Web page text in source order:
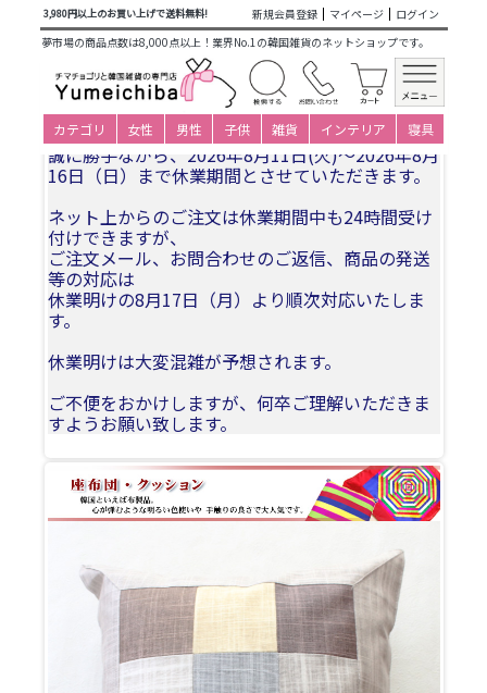
3,980円以上のお買い上げで送料無料! 新規会員登録 マイページ
ログイン
夢市場の商品点数は8,000点以上！業界No.1の韓国雑貨のネットショップです。
カテゴリ 女性 男性 子供 雑貨 インテリア 寝具
商品カテゴリ一覧>韓国雑貨 インテリア用品>クッション
カバー各種>限定品・オーダークッションカバー> ベージュの
チェック柄クッションカバー
夏季休業についてお知らせ
誠に勝手ながら、2026年8月11日(火)〜2026年8月
16日（日）まで休業期間とさせていただきます。
ネット上からのご注文は休業期間中も24時間受け
付けできますが、
ご注文メール、お問合わせのご返信、商品の発送
等の対応は
休業明けの8月17日（月）より順次対応いたしま
す。
休業明けは大変混雑が予想されます。
ご不便をおかけしますが、何卒ご理解いただきま
すようお願い致します。